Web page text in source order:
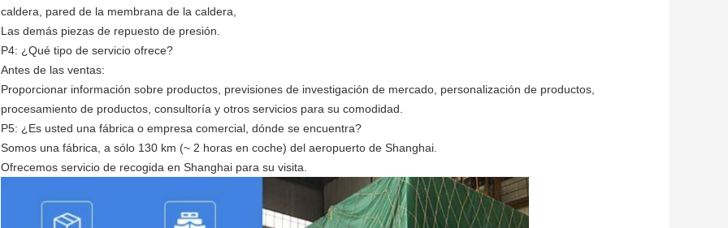
caldera, pared de la membrana de la caldera,
Las demás piezas de repuesto de presión.
P4: ¿Qué tipo de servicio ofrece?
Antes de las ventas:
Proporcionar información sobre productos, previsiones de investigación de mercado, personalización de productos,
procesamiento de productos, consultoría y otros servicios para su comodidad.
P5: ¿Es usted una fábrica o empresa comercial, dónde se encuentra?
Somos una fábrica, a sólo 130 km (~ 2 horas en coche) del aeropuerto de Shanghai.
Ofrecemos servicio de recogida en Shanghai para su visita.